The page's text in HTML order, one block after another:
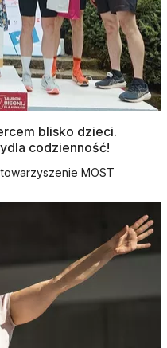
blisko dzieci.
codzienność!
MOST